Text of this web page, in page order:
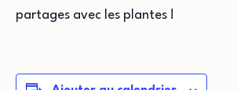
partages avec les plantes !